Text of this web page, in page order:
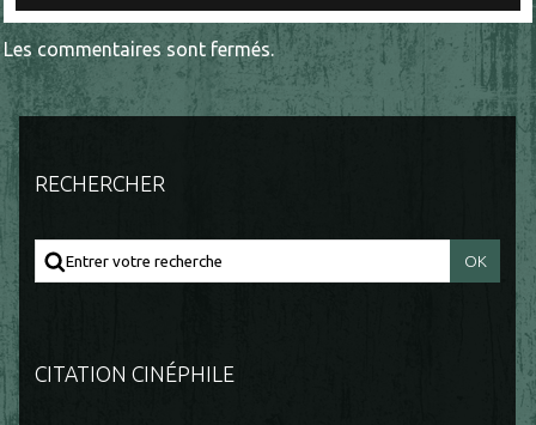
Les commentaires sont fermés.
RECHERCHER
CITATION CINÉPHILE